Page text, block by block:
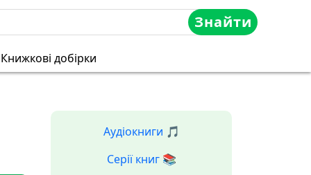
Знайти
Книжкові добірки
Аудіокниги 🎵
Серії книг 📚